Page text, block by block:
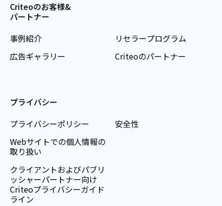
Criteoのお客様&
パートナー
事例紹介
広告ギャラリー
リセラープログラム
Criteoのパートナー
プライバシー
プライバシーポリシー
Webサイトでの個人情報の
取り扱い
クライアントおよびパブリ
ッシャーパートナー向け
Criteoプライバシーガイド
ライン
安全性